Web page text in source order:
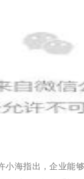
小海指出，企业能